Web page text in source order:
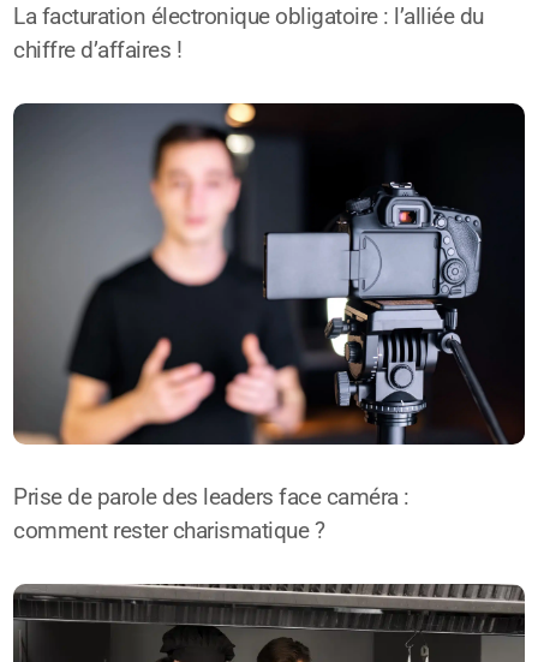
La facturation électronique obligatoire : l’alliée du
chiffre d’affaires !
Prise de parole des leaders face caméra :
comment rester charismatique ?